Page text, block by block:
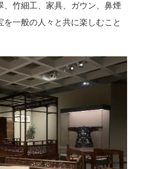
、竹細工、家具、ガウン、鼻煙
一般の人々と共に楽しむこと